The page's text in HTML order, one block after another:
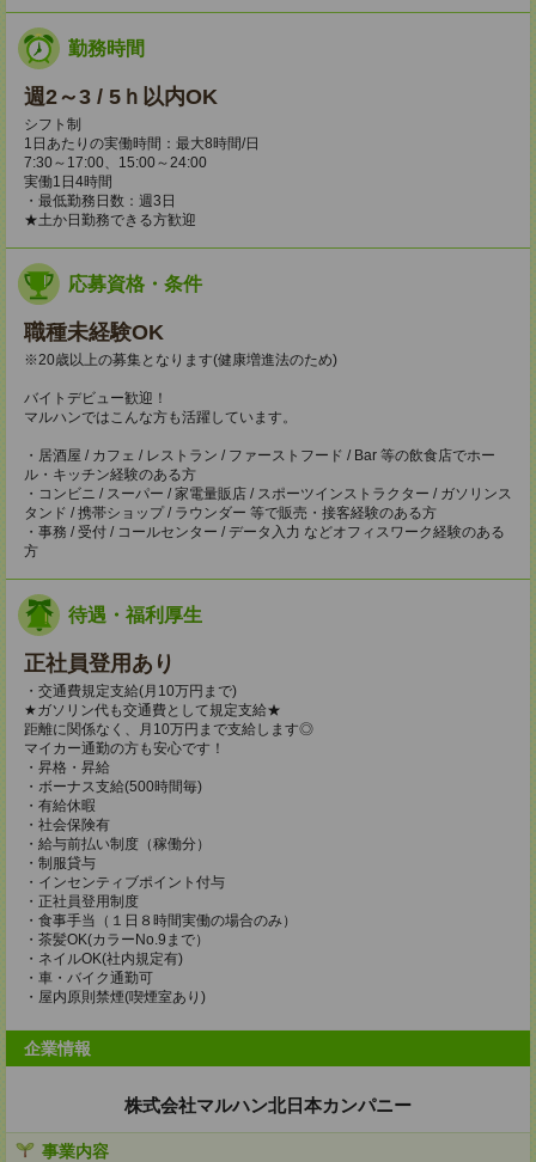
勤務時間
週2～3 / 5ｈ以内OK
シフト制
1日あたりの実働時間：最大8時間/日
7:30～17:00、15:00～24:00
実働1日4時間
・最低勤務日数：週3日
★土か日勤務できる方歓迎
応募資格・条件
職種未経験OK
※20歳以上の募集となります(健康増進法のため)
バイトデビュー歓迎！
マルハンではこんな方も活躍しています。
・居酒屋 / カフェ / レストラン / ファーストフード / Bar 等の飲食店でホー
ル・キッチン経験のある方
・コンビニ / スーパー / 家電量販店 / スポーツインストラクター / ガソリンス
タンド / 携帯ショップ / ラウンダー 等で販売・接客経験のある方
・事務 / 受付 / コールセンター / データ入力 などオフィスワーク経験のある
方
待遇・福利厚生
正社員登用あり
・交通費規定支給(月10万円まで)
★ガソリン代も交通費として規定支給★
距離に関係なく、月10万円まで支給します◎
マイカー通勤の方も安心です！
・昇格・昇給
・ボーナス支給(500時間毎)
・有給休暇
・社会保険有
・給与前払い制度（稼働分）
・制服貸与
・インセンティブポイント付与
・正社員登用制度
・食事手当（１日８時間実働の場合のみ）
・茶髪OK(カラーNo.9まで）
・ネイルOK(社内規定有)
・車・バイク通勤可
・屋内原則禁煙(喫煙室あり)
企業情報
株式会社マルハン北日本カンパニー
事業内容